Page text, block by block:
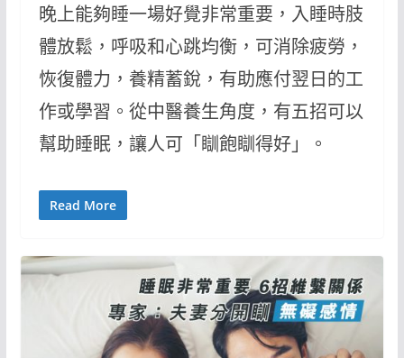
晚上能夠睡一場好覺非常重要，入睡時肢
體放鬆，呼吸和心跳均衡，可消除疲勞，
恢復體力，養精蓄銳，有助應付翌日的工
作或學習。從中醫養生角度，有五招可以
幫助睡眠，讓人可「瞓飽瞓得好」。
Read More